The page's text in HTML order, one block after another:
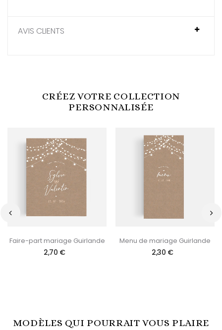
AVIS CLIENTS
CRÉEZ VOTRE COLLECTION
PERSONNALISÉE
Faire-part mariage Guirlande
2,70 €
Menu de mariage Guirlande
2,30 €
MODÈLES QUI POURRAIT VOUS PLAIRE